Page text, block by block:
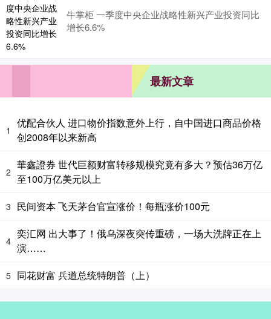
牛掌柜 一季度中央企业战略性新兴产业投资同比
增长6.6%
最新文章
1
优配合伙人 进口物价指数意外上行，自中国进口商品价格
创2008年以来新高
2
華鑫證券 世代巨额财富转移规模究竟有多大？预估36万亿
至100万亿美元以上
3 民间资本 飞天茅台官宣涨价！每瓶涨价100元
4
奕汇网 出大事了！俄乌深夜突传重磅，一场大洗牌正在上
演……
5 同花财富 兵道总统特朗普（上）